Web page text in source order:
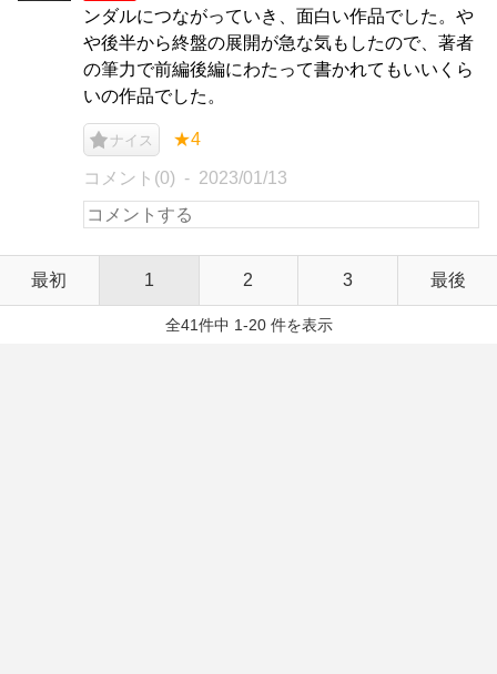
ンダルにつながっていき、面白い作品でした。や
や後半から終盤の展開が急な気もしたので、著者
の筆力で前編後編にわたって書かれてもいいくら
いの作品でした。
ナイス ★4
コメント(0) 2023/01/13
最初 1 2 3 最後
全41件中 1-20 件を表示